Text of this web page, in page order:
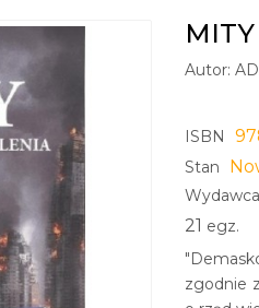
Autor:
ISBN
Stan
Wydawca
21 egz.
zgodnie